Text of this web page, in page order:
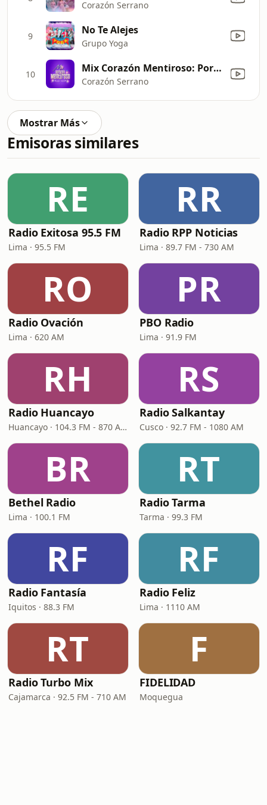
Corazón Serrano
9 No Te Alejes
Grupo Yoga
10 Mix Corazón Mentiroso: Por Un Rato / Mentiras / Corazón Mentiroso (en vivo)
Corazón Serrano
Mostrar Más
Emisoras similares
RE
Radio Exitosa 95.5 FM
Lima · 95.5 FM
RR
Radio RPP Noticias
Lima · 89.7 FM - 730 AM
RO
Radio Ovación
Lima · 620 AM
PR
PBO Radio
Lima · 91.9 FM
RH
Radio Huancayo
Huancayo · 104.3 FM - 870 AM
RS
Radio Salkantay
Cusco · 92.7 FM - 1080 AM
BR
Bethel Radio
Lima · 100.1 FM
RT
Radio Tarma
Tarma · 99.3 FM
RF
Radio Fantasía
Iquitos · 88.3 FM
RF
Radio Feliz
Lima · 1110 AM
RT
Radio Turbo Mix
Cajamarca · 92.5 FM - 710 AM
F
FIDELIDAD
Moquegua